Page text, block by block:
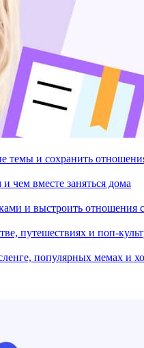
темы и сохранить
чем вместе заняться дома
и выстроить отношения
путешествиях и поп-
популярных мемах и